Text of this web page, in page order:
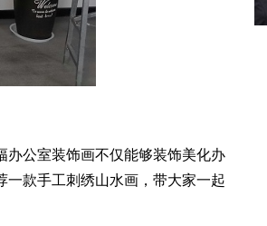
公室装饰画不仅能够装饰美化办
款手工刺绣山水画，带大家一起